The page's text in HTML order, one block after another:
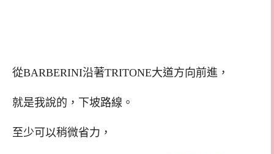
從BARBERINI沿著TRITONE大道方向前進，
就是我說的，下坡路線。
至少可以稍微省力，